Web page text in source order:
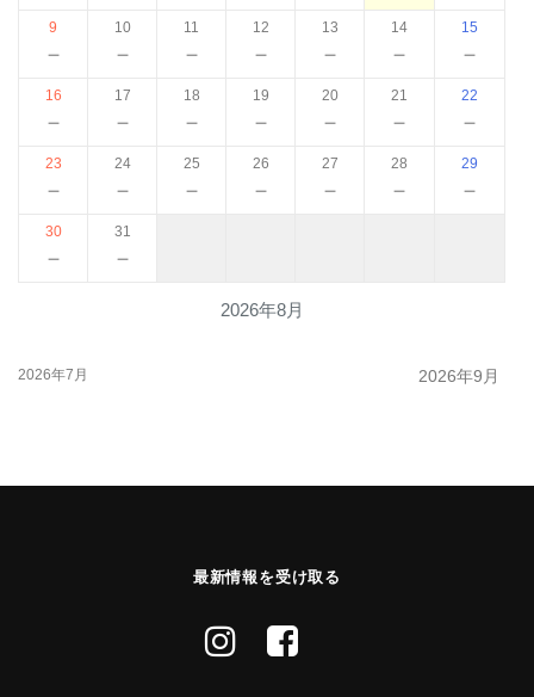
2026年8月
9
－
10
－
11
－
12
－
13
－
14
－
15
－
16
－
17
－
18
－
19
－
20
－
21
－
22
－
23
－
24
－
25
－
26
－
27
－
28
－
29
－
30
－
31
－
2026年7月 2026年9月
最新情報を受け取る